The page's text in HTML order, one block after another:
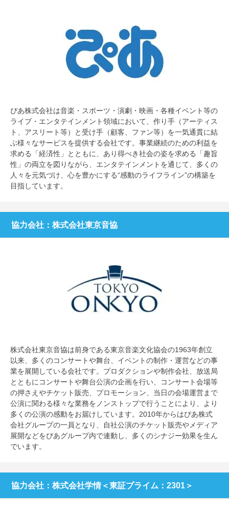
ぴあ株式会社は音楽・スポーツ・演劇・映画・各種イベント等の
ライブ・エンタテインメント領域において、作り手（アーティス
ト、アスリート等）と受け手（顧客、ファン等）を一気通貫に結
ぶ様々なサービスを提供する会社です。事業継続のための利益を
求める「経済性」とともに、あり得べき社会の姿を求める「趣旨
性」の両立を図りながら、エンタテインメントを通じて、多くの
人々を元気づけ、心を豊かにする“感動のライフライン”の構築を
目指しています。
協力会社：株式会社東京音協
株式会社東京音協は前身である東京音楽文化協会の1963年創立
以来、多くのコンサートや舞台、イベントの制作・運営などの事
業を展開している会社です。プロダクションや制作会社、放送局
とともにコンサートや舞台公演の企画を行い、コンサート会場等
の押さえやチケット販売、プロモーション、当日の会場運営まで
公演に関わる様々な業務をノンストップで行うことにより、より
多くの公演の感動をお届けしています。2010年からはぴあ株式
会社グループの一員となり、自社公演のチケット販売やメディア
展開などをぴあグループ内で連動し、多くのシナジー効果を生ん
でいます。
協力会社：株式会社学情＜東証プライム：2301＞